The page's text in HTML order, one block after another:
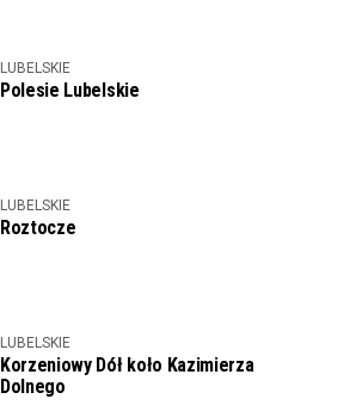
LUBELSKIE
Polesie Lubelskie
LUBELSKIE
Roztocze
LUBELSKIE
Korzeniowy Dół koło Kazimierza
Dolnego